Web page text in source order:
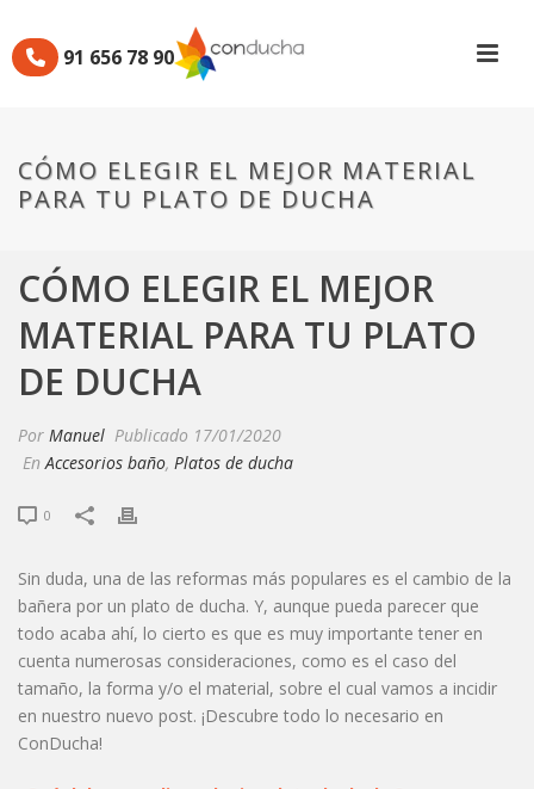
91 656 78 90
CÓMO ELEGIR EL MEJOR MATERIAL
PARA TU PLATO DE DUCHA
CÓMO ELEGIR EL MEJOR
MATERIAL PARA TU PLATO
DE DUCHA
Por Manuel Publicado 17/01/2020
EnAccesorios baño, Platos de ducha
0
Sin duda, una de las reformas más populares es el cambio de la
bañera por un plato de ducha. Y, aunque pueda parecer que
todo acaba ahí, lo cierto es que es muy importante tener en
cuenta numerosas consideraciones, como es el caso del
tamaño, la forma y/o el material, sobre el cual vamos a incidir
en nuestro nuevo post. ¡Descubre todo lo necesario en
ConDucha!